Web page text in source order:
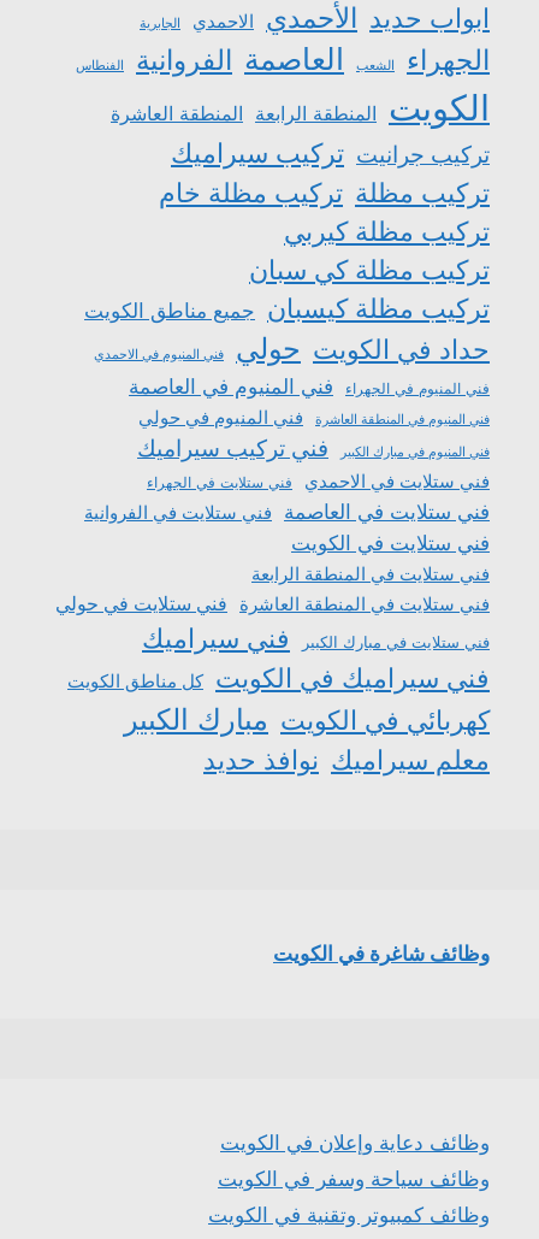
ابواب حديد الأحمدي الاحمدي الجابرية
الجهراء الشعب العاصمة الفروانية الفنطاس
الكويت المنطقة الرابعة المنطقة العاشرة
تركيب جرانيت تركيب سيراميك
تركيب مظلة تركيب مظلة خام
تركيب مظلة كيربي
تركيب مظلة كي سبان
تركيب مظلة كيسبان جميع مناطق الكويت
حداد في الكويت حولي فني المنيوم في الاحمدي
فني المنيوم في الجهراء فني المنيوم في العاصمة
فني المنيوم في المنطقة العاشرة فني المنيوم في حولي
فني المنيوم في مبارك الكبير فني تركيب سيراميك
فني ستلايت في الاحمدي فني ستلايت في الجهراء
فني ستلايت في العاصمة فني ستلايت في الفروانية
فني ستلايت في الكويت
فني ستلايت في المنطقة الرابعة
فني ستلايت في المنطقة العاشرة فني ستلايت في حولي
فني ستلايت في مبارك الكبير
فني سيراميك
فني سيراميك في الكويت
كل مناطق الكويت
كهربائي في الكويت مبارك الكبير
معلم سيراميك نوافذ حديد
وظائف شاغرة في الكويت
وظائف دعاية وإعلان في الكويت
وظائف سياحة وسفر في الكويت
وظائف كمبيوتر وتقنية في الكويت